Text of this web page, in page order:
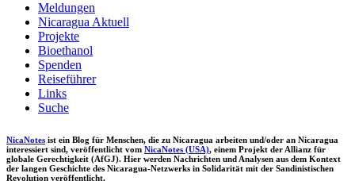
Meldungen
Nicaragua Aktuell
Projekte
Bioethanol
Spenden
Reiseführer
Links
Suche
NicaNotes ist ein Blog für Menschen, die zu Nicaragua arbeiten und/oder an Nicaragua
interessiert sind, veröffentlicht vom NicaNotes (USA), einem Projekt der Allianz für
globale Gerechtigkeit (AfGJ). Hier werden Nachrichten und Analysen aus dem Kontext
der langen Geschichte des Nicaragua-Netzwerks in Solidarität mit der Sandinistischen
Revolution veröffentlicht.